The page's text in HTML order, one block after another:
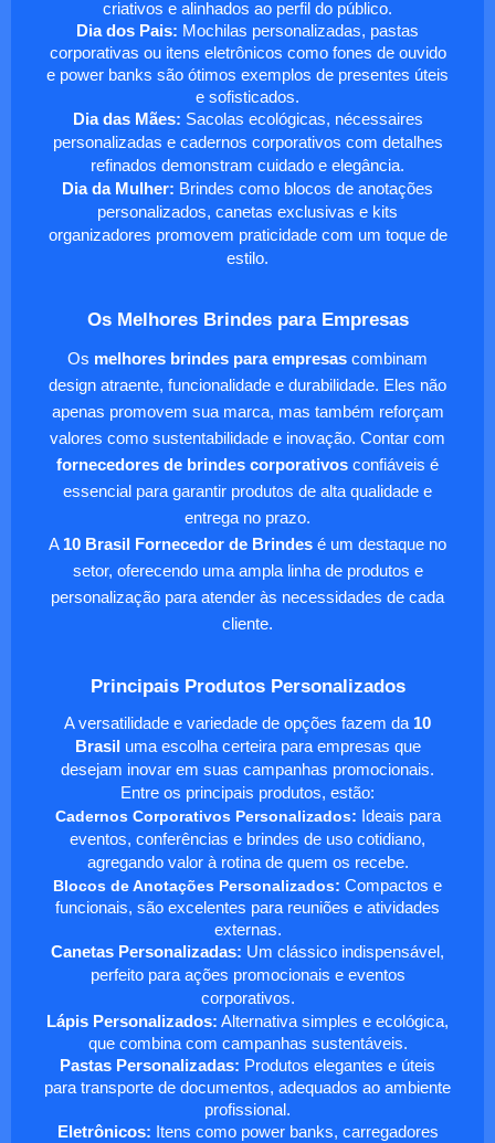
criativos e alinhados ao perfil do público.
Dia dos Pais: Mochilas personalizadas, pastas
corporativas ou itens eletrônicos como fones de ouvido
e power banks são ótimos exemplos de presentes úteis
e sofisticados.
Dia das Mães: Sacolas ecológicas, nécessaires
personalizadas e cadernos corporativos com detalhes
refinados demonstram cuidado e elegância.
Dia da Mulher: Brindes como blocos de anotações
personalizados, canetas exclusivas e kits
organizadores promovem praticidade com um toque de
estilo.
Os Melhores Brindes para Empresas
Os melhores brindes para empresas combinam
design atraente, funcionalidade e durabilidade. Eles não
apenas promovem sua marca, mas também reforçam
valores como sustentabilidade e inovação. Contar com
fornecedores de brindes corporativos confiáveis é
essencial para garantir produtos de alta qualidade e
entrega no prazo.
A 10 Brasil Fornecedor de Brindes é um destaque no
setor, oferecendo uma ampla linha de produtos e
personalização para atender às necessidades de cada
cliente.
Principais Produtos Personalizados
A versatilidade e variedade de opções fazem da 10
Brasil uma escolha certeira para empresas que
desejam inovar em suas campanhas promocionais.
Entre os principais produtos, estão:
Cadernos Corporativos Personalizados: Ideais para
eventos, conferências e brindes de uso cotidiano,
agregando valor à rotina de quem os recebe.
Blocos de Anotações Personalizados: Compactos e
funcionais, são excelentes para reuniões e atividades
externas.
Canetas Personalizadas: Um clássico indispensável,
perfeito para ações promocionais e eventos
corporativos.
Lápis Personalizados: Alternativa simples e ecológica,
que combina com campanhas sustentáveis.
Pastas Personalizadas: Produtos elegantes e úteis
para transporte de documentos, adequados ao ambiente
profissional.
Eletrônicos: Itens como power banks, carregadores